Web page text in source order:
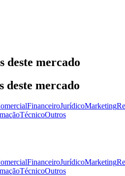
deste mercado
deste mercado
FinanceiroJurídicoMarketing
TécnicoOutros
FinanceiroJurídicoMarketing
TécnicoOutros